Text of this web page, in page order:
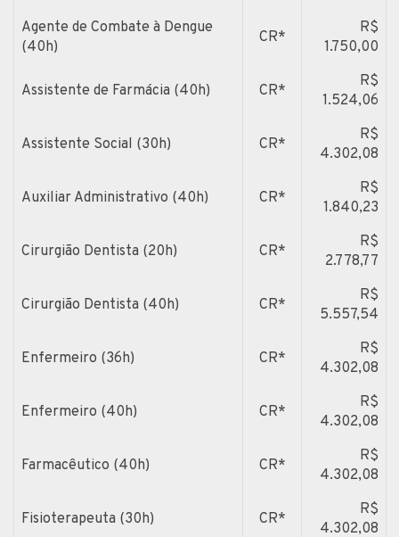
Agente de Combate à Dengue
(40h)
CR*
R$
1.750,00
Assistente de Farmácia (40h) CR*
R$
1.524,06
Assistente Social (30h) CR*
R$
4.302,08
Auxiliar Administrativo (40h) CR*
R$
1.840,23
Cirurgião Dentista (20h) CR*
R$
2.778,77
Cirurgião Dentista (40h) CR*
R$
5.557,54
Enfermeiro (36h) CR*
R$
4.302,08
Enfermeiro (40h) CR*
R$
4.302,08
Farmacêutico (40h) CR*
R$
4.302,08
Fisioterapeuta (30h) CR*
R$
4.302,08